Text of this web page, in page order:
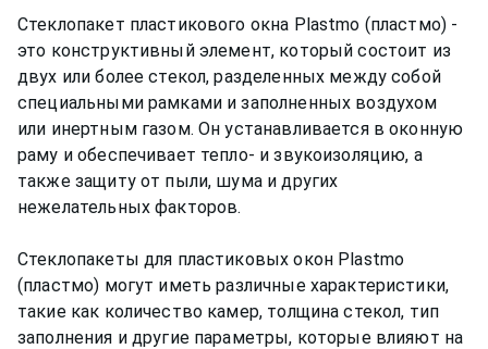
Стеклопакет пластикового окна Plastmo (пластмо) -
это конструктивный элемент, который состоит из
двух или более стекол, разделенных между собой
специальными рамками и заполненных воздухом
или инертным газом. Он устанавливается в оконную
раму и обеспечивает тепло- и звукоизоляцию, а
также защиту от пыли, шума и других
нежелательных факторов.
Стеклопакеты для пластиковых окон Plastmo
(пластмо) могут иметь различные характеристики,
такие как количество камер, толщина стекол, тип
заполнения и другие параметры, которые влияют на